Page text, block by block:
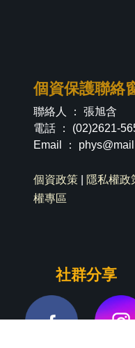
個資保護聯絡
聯絡人 ： 張旭含
電話 ： (02)2621-
Email ：
個資政策 隱私權政
權專區
社群分享